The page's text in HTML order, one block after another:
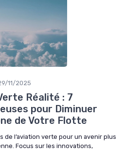
11/2025
Réalité : 7
pour Diminuer
de Votre Flotte
de l’aviation verte pour un avenir plus
Focus sur les innovations,